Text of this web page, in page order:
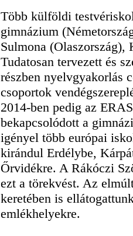
Több külföldi
gimnázium
Sulmona
Tudatosan tervezett és
részben nyelvgyakorlás
csoportok
2014-ben pedig az
bekapcsolódott a
igényel több európai
kirándul Erdélybe,
Őrvidékre. A Rákóczi
ezt a törekvést. Az
keretében is
emlékhelyekre.